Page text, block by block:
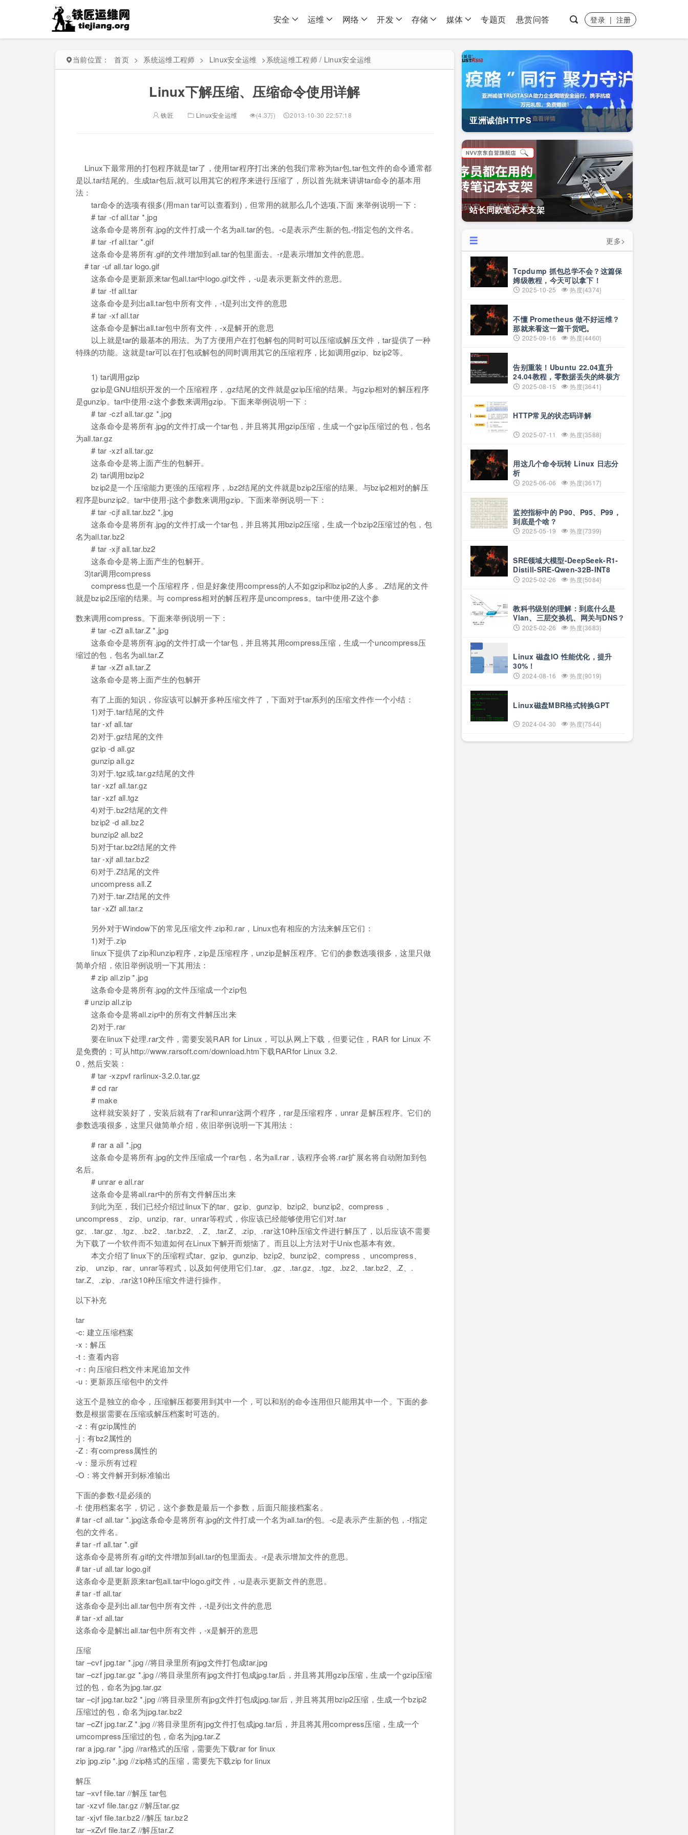
安全 运维 网络 开发 存储 媒体 专题页 悬赏问答 登录 | 注册
当前位置： 首页 > 系统运维工程师 > Linux安全运维 >系统运维工程师 / Linux安全运维
Linux下解压缩、压缩命令使用详解
铁匠 Linux安全运维 (4.3万) 2013-10-30 22:57:18
Linux下最常用的打包程序就是tar了，使用tar程序打出来的包我们常称为tar包,tar包文件的命令通常都
是以.tar结尾的。生成tar包后,就可以用其它的程序来进行压缩了，所以首先就来讲讲tar命令的基本用
法：
tar命令的选项有很多(用man tar可以查看到)，但常用的就那么几个选项,下面 来举例说明一下：
# tar -cf all.tar *.jpg
这条命令是将所有.jpg的文件打成一个名为all.tar的包。-c是表示产生新的包,-f指定包的文件名。
# tar -rf all.tar *.gif
这条命令是将所有.gif的文件增加到all.tar的包里面去。-r是表示增加文件的意思。
# tar -uf all.tar logo.gif
这条命令是更新原来tar包all.tar中logo.gif文件，-u是表示更新文件的意思。
# tar -tf all.tar
这条命令是列出all.tar包中所有文件，-t是列出文件的意思
# tar -xf all.tar
这条命令是解出all.tar包中所有文件，-x是解开的意思
以上就是tar的最基本的用法。为了方便用户在打包解包的同时可以压缩或解压文件，tar提供了一种
特殊的功能。这就是tar可以在打包或解包的同时调用其它的压缩程序，比如调用gzip、bzip2等。
1) tar调用gzip
gzip是GNU组织开发的一个压缩程序，.gz结尾的文件就是gzip压缩的结果。与gzip相对的解压程序
是gunzip。tar中使用-z这个参数来调用gzip。下面来举例说明一下：
# tar -czf all.tar.gz *.jpg
这条命令是将所有.jpg的文件打成一个tar包，并且将其用gzip压缩，生成一个gzip压缩过的包，包名
为all.tar.gz
# tar -xzf all.tar.gz
这条命令是将上面产生的包解开。
2) tar调用bzip2
bzip2是一个压缩能力更强的压缩程序，.bz2结尾的文件就是bzip2压缩的结果。与bzip2相对的解压
程序是bunzip2。tar中使用-j这个参数来调用gzip。下面来举例说明一下：
# tar -cjf all.tar.bz2 *.jpg
这条命令是将所有.jpg的文件打成一个tar包，并且将其用bzip2压缩，生成一个bzip2压缩过的包，包
名为all.tar.bz2
# tar -xjf all.tar.bz2
这条命令是将上面产生的包解开。
3)tar调用compress
compress也是一个压缩程序，但是好象使用compress的人不如gzip和bzip2的人多。.Z结尾的文件
就是bzip2压缩的结果。与 compress相对的解压程序是uncompress。tar中使用-Z这个参
数来调用compress。下面来举例说明一下：
# tar -cZf all.tar.Z *.jpg
这条命令是将所有.jpg的文件打成一个tar包，并且将其用compress压缩，生成一个uncompress压
缩过的包，包名为all.tar.Z
# tar -xZf all.tar.Z
这条命令是将上面产生的包解开
有了上面的知识，你应该可以解开多种压缩文件了，下面对于tar系列的压缩文件作一个小结：
1)对于.tar结尾的文件
tar -xf all.tar
2)对于.gz结尾的文件
gzip -d all.gz
gunzip all.gz
3)对于.tgz或.tar.gz结尾的文件
tar -xzf all.tar.gz
tar -xzf all.tgz
4)对于.bz2结尾的文件
bzip2 -d all.bz2
bunzip2 all.bz2
5)对于tar.bz2结尾的文件
tar -xjf all.tar.bz2
6)对于.Z结尾的文件
uncompress all.Z
7)对于.tar.Z结尾的文件
tar -xZf all.tar.z
另外对于Window下的常见压缩文件.zip和.rar，Linux也有相应的方法来解压它们：
1)对于.zip
linux下提供了zip和unzip程序，zip是压缩程序，unzip是解压程序。它们的参数选项很多，这里只做
简单介绍，依旧举例说明一下其用法：
# zip all.zip *.jpg
这条命令是将所有.jpg的文件压缩成一个zip包
# unzip all.zip
这条命令是将all.zip中的所有文件解压出来
2)对于.rar
要在linux下处理.rar文件，需要安装RAR for Linux，可以从网上下载，但要记住，RAR for Linux 不
是免费的；可从http://www.rarsoft.com/download.htm下载RARfor Linux 3.2.
0，然后安装：
# tar -xzpvf rarlinux-3.2.0.tar.gz
# cd rar
# make
这样就安装好了，安装后就有了rar和unrar这两个程序，rar是压缩程序，unrar 是解压程序。它们的
参数选项很多，这里只做简单介绍，依旧举例说明一下其用法：
# rar a all *.jpg
这条命令是将所有.jpg的文件压缩成一个rar包，名为all.rar，该程序会将.rar扩展名将自动附加到包
名后。
# unrar e all.rar
这条命令是将all.rar中的所有文件解压出来
到此为至，我们已经介绍过linux下的tar、gzip、gunzip、bzip2、bunzip2、compress 、
uncompress、 zip、unzip、rar、unrar等程式，你应该已经能够使用它们对.tar
gz、.tar.gz、.tgz、.bz2、.tar.bz2、. Z、.tar.Z、.zip、.rar这10种压缩文件进行解压了，以后应该不需要
为下载了一个软件而不知道如何在Linux下解开而烦恼了。而且以上方法对于Unix也基本有效。
本文介绍了linux下的压缩程式tar、gzip、gunzip、bzip2、bunzip2、compress 、uncompress、
zip、 unzip、rar、unrar等程式，以及如何使用它们.tar、.gz、.tar.gz、.tgz、.bz2、.tar.bz2、.Z、.
tar.Z、.zip、.rar这10种压缩文件进行操作。
以下补充
tar
-c: 建立压缩档案
-x：解压
-t：查看内容
-r：向压缩归档文件末尾追加文件
-u：更新原压缩包中的文件
这五个是独立的命令，压缩解压都要用到其中一个，可以和别的命令连用但只能用其中一个。下面的参
数是根据需要在压缩或解压档案时可选的。
-z：有gzip属性的
-j：有bz2属性的
-Z：有compress属性的
-v：显示所有过程
-O：将文件解开到标准输出
下面的参数-f是必须的
-f: 使用档案名字，切记，这个参数是最后一个参数，后面只能接档案名。
# tar -cf all.tar *.jpg这条命令是将所有.jpg的文件打成一个名为all.tar的包。-c是表示产生新的包，-f指定
包的文件名。
# tar -rf all.tar *.gif
这条命令是将所有.gif的文件增加到all.tar的包里面去。-r是表示增加文件的意思。
# tar -uf all.tar logo.gif
这条命令是更新原来tar包all.tar中logo.gif文件，-u是表示更新文件的意思。
# tar -tf all.tar
这条命令是列出all.tar包中所有文件，-t是列出文件的意思
# tar -xf all.tar
这条命令是解出all.tar包中所有文件，-x是解开的意思
压缩
tar –cvf jpg.tar *.jpg //将目录里所有jpg文件打包成tar.jpg
tar –czf jpg.tar.gz *.jpg //将目录里所有jpg文件打包成jpg.tar后，并且将其用gzip压缩，生成一个gzip压缩
过的包，命名为jpg.tar.gz
tar –cjf jpg.tar.bz2 *.jpg //将目录里所有jpg文件打包成jpg.tar后，并且将其用bzip2压缩，生成一个bzip2
压缩过的包，命名为jpg.tar.bz2
tar –cZf jpg.tar.Z *.jpg //将目录里所有jpg文件打包成jpg.tar后，并且将其用compress压缩，生成一个
umcompress压缩过的包，命名为jpg.tar.Z
rar a jpg.rar *.jpg //rar格式的压缩，需要先下载rar for linux
zip jpg.zip *.jpg //zip格式的压缩，需要先下载zip for linux
解压
tar –xvf file.tar //解压 tar包
tar -xzvf file.tar.gz //解压tar.gz
tar -xjvf file.tar.bz2 //解压 tar.bz2
tar –xZvf file.tar.Z //解压tar.Z
亚洲诚信HTTPS
站长同款笔记本支架
更多>
Tcpdump 抓包总学不会？这篇保
姆级教程，今天可以拿下！
2025-10-25 热度{4374}
不懂 Prometheus 做不好运维？
那就来看这一篇干货吧。
2025-09-16 热度{4460}
告别重装！Ubuntu 22.04直升
24.04教程，零数据丢失的终极方
案 2025-08-15 热度{3641}
HTTP常见的状态码详解
2025-07-11 热度{3588}
用这几个命令玩转 Linux 日志分
析
2025-06-06 热度{3617}
监控指标中的 P90、P95、P99，
到底是个啥？
2025-05-19 热度{7399}
SRE领域大模型-DeepSeek-R1-
Distill-SRE-Qwen-32B-INT8
2025-02-26 热度{5084}
教科书级别的理解：到底什么是
Vlan、三层交换机、网关与DNS？
2025-02-26 热度{3683}
Linux 磁盘IO 性能优化，提升
30%！
2024-08-16 热度{9019}
Linux磁盘MBR格式转换GPT
2024-04-30 热度{7544}